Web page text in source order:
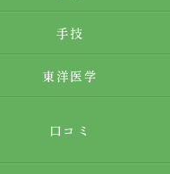
手技
東洋医学
口コミ